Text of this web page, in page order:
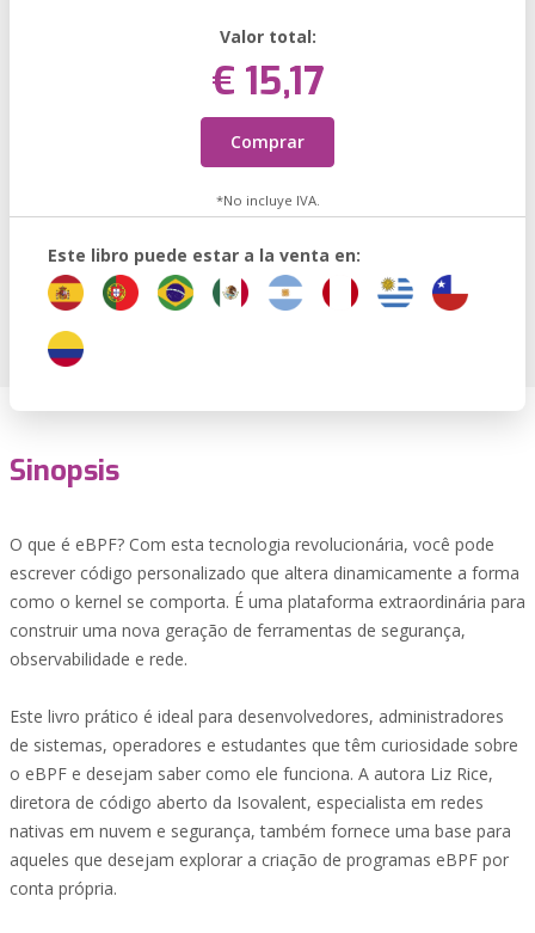
Valor total:
€ 15,17
Comprar
*No incluye IVA.
Este libro puede estar a la venta en:
Sinopsis
O que é eBPF? Com esta tecnologia revolucionária, você pode
escrever código personalizado que altera dinamicamente a forma
como o kernel se comporta. É uma plataforma extraordinária para
construir uma nova geração de ferramentas de segurança,
observabilidade e rede.
Este livro prático é ideal para desenvolvedores, administradores
de sistemas, operadores e estudantes que têm curiosidade sobre
o eBPF e desejam saber como ele funciona. A autora Liz Rice,
diretora de código aberto da Isovalent, especialista em redes
nativas em nuvem e segurança, também fornece uma base para
aqueles que desejam explorar a criação de programas eBPF por
conta própria.